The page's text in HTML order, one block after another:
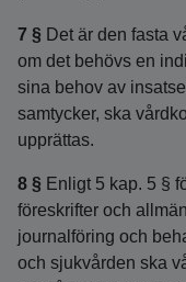
7 § Det är den fasta
om det behövs en
sina behov av
samtycker, ska
upprättas.
8 § Enligt 5 kap. 5 §
föreskrifter och
journalföring och
och sjukvården ska